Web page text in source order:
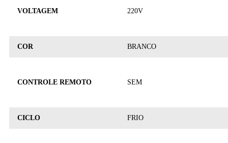
VOLTAGEM 220V
COR BRANCO
CONTROLE REMOTO SEM
CICLO FRIO